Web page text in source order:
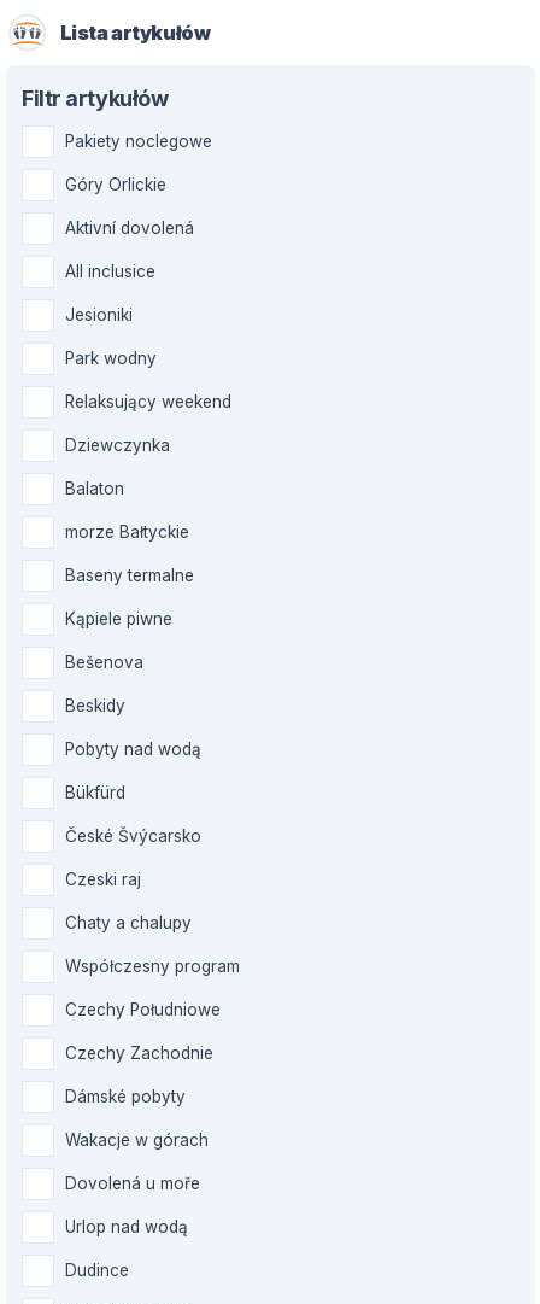
Lista artykułów
Filtr artykułów
Pakiety noclegowe
Góry Orlickie
Aktivní dovolená
All inclusice
Jesioniki
Park wodny
Relaksujący weekend
Dziewczynka
Balaton
morze Bałtyckie
Baseny termalne
Kąpiele piwne
Bešenova
Beskidy
Pobyty nad wodą
Bükfürd
České Švýcarsko
Czeski raj
Chaty a chalupy
Współczesny program
Czechy Południowe
Czechy Zachodnie
Dámské pobyty
Wakacje w górach
Dovolená u moře
Urlop nad wodą
Dudince